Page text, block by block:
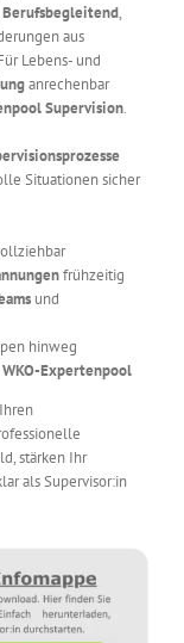
Berufsbegleitend,
aus
Lebens- und
anrechenbar
Supervision.
Situationen sicher
frühzeitig
und
hinweg
WKO-Expertenpool
stärken Ihr
als Supervisor:in